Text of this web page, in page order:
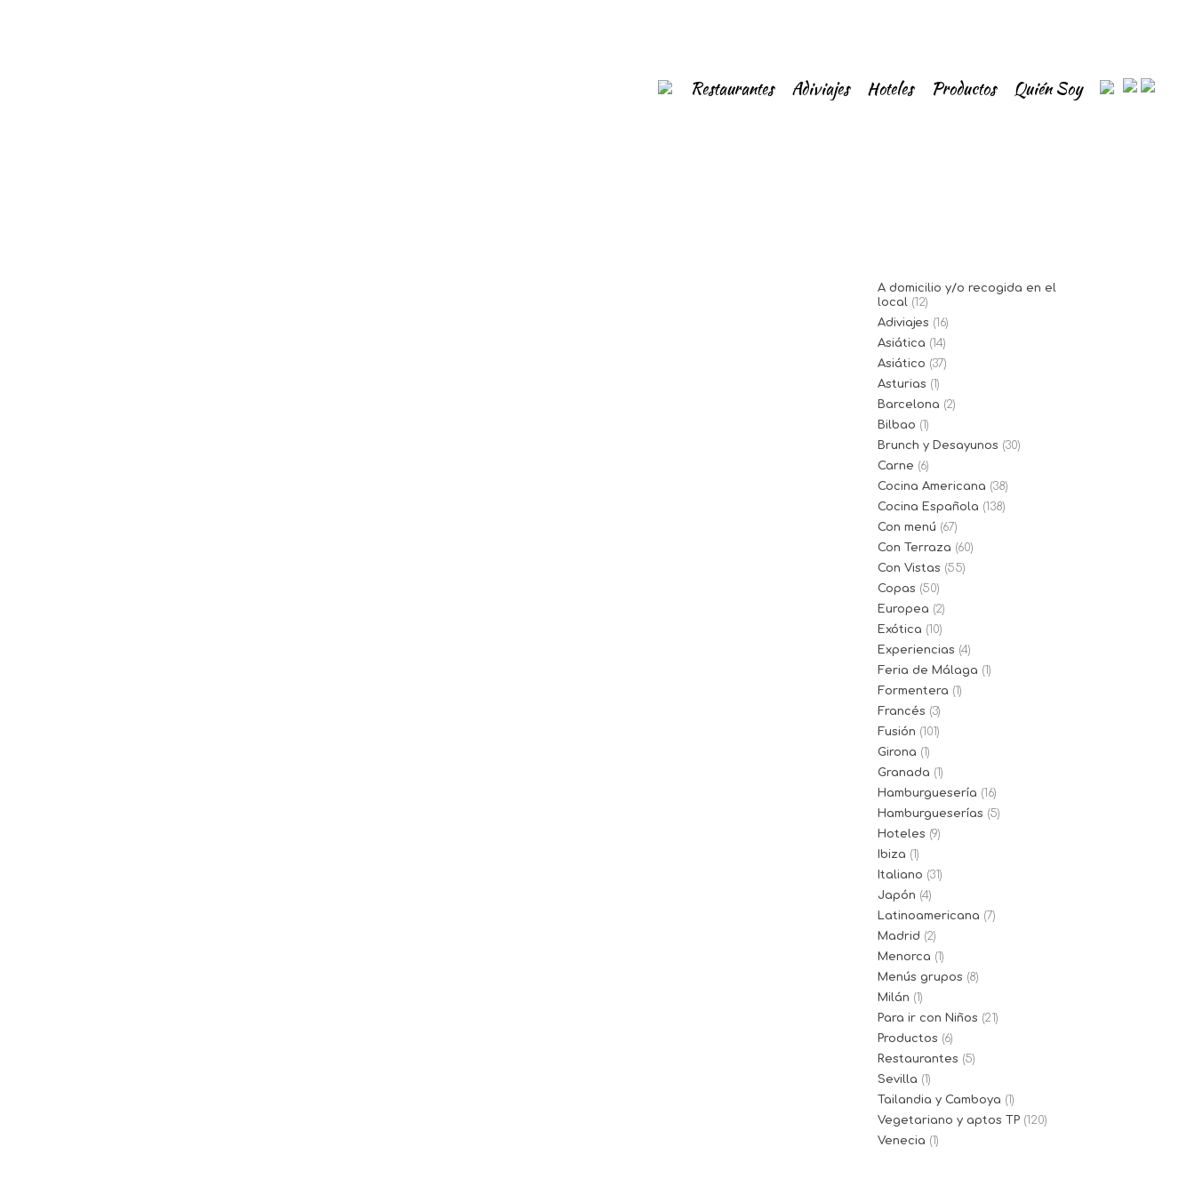
Restaurantes Adiviajes Hoteles Productos Quién Soy
A domicilio y/o recogida en el
local (12)
Adiviajes (16)
Asiática (14)
Asiático (37)
Asturias (1)
Barcelona (2)
Bilbao (1)
Brunch y Desayunos (30)
Carne (6)
Cocina Americana (38)
Cocina Española (138)
Con menú (67)
Con Terraza (60)
Con Vistas (55)
Copas (50)
Europea (2)
Exótica (10)
Experiencias (4)
Feria de Málaga (1)
Formentera (1)
Francés (3)
Fusión (101)
Girona (1)
Granada (1)
Hamburguesería (16)
Hamburgueserías (5)
Hoteles (9)
Ibiza (1)
Italiano (31)
Japón (4)
Latinoamericana (7)
Madrid (2)
Menorca (1)
Menús grupos (8)
Milán (1)
Para ir con Niños (21)
Productos (6)
Restaurantes (5)
Sevilla (1)
Tailandia y Camboya (1)
Vegetariano y aptos TP (120)
Venecia (1)